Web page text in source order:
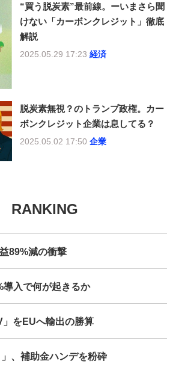
“買う脱炭素”最前線。ーいまさら聞
けない「カーボンクレジット」徹底
解説
2025.05.29 17:23 経済
脱炭素無視？のトランプ政権。カー
ボンクレジット企業は息してる？
2025.05.02 17:50 企業
RANKING
89%減の衝撃
導入で何が起きるか
」をEUへ輸出の勝算
、補助金ハンデを粉砕